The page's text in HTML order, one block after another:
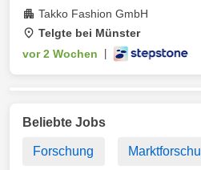
Takko Fashion GmbH
Telgte bei Münster
vor 2 Wochen
Beliebte Jobs
Forschung